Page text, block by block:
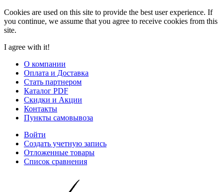
Cookies are used on this site to provide the best user experience. If
you continue, we assume that you agree to receive cookies from this
site.
I agree with it!
О компании
Оплата и Доставка
Стать партнером
Каталог PDF
Скидки и Акции
Контакты
Пункты самовывоза
Войти
Создать учетную запись
Отложенные товары
Список сравнения